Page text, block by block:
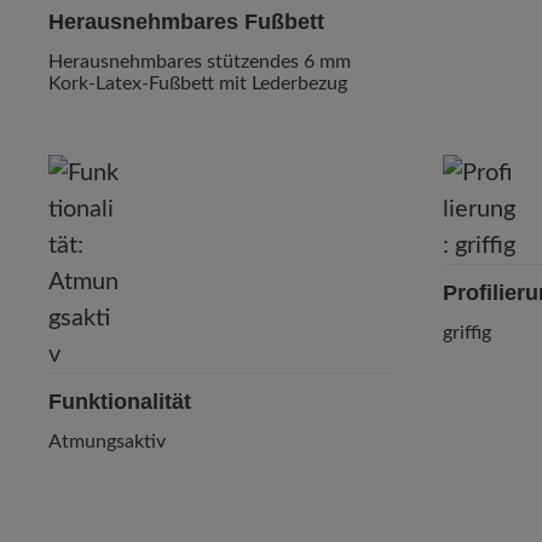
Herausnehmbares Fußbett
Herausnehmbares stützendes 6 mm
Kork-Latex-Fußbett mit Lederbezug
Funktionalität
Atmungsaktiv
griffig